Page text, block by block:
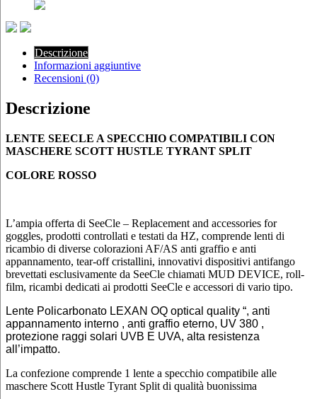
Descrizione
Informazioni aggiuntive
Recensioni (0)
Descrizione
LENTE SEECLE A SPECCHIO COMPATIBILI CON
MASCHERE SCOTT HUSTLE TYRANT SPLIT
COLORE ROSSO
L’ampia offerta di SeeCle – Replacement and accessories for
goggles, prodotti controllati e testati da HZ, comprende lenti di
ricambio di diverse colorazioni AF/AS anti graffio e anti
appannamento, tear-off cristallini, innovativi dispositivi antifango
brevettati esclusivamente da SeeCle chiamati MUD DEVICE, roll-
film, ricambi dedicati ai prodotti SeeCle e accessori di vario tipo.
Lente Policarbonato LEXAN OQ optical quality “, anti
appannamento interno , anti graffio eterno, UV 380 ,
protezione raggi solari UVB E UVA, alta resistenza
all’impatto.
La confezione comprende 1 lente a specchio compatibile alle
maschere Scott Hustle Tyrant Split di qualità buonissima